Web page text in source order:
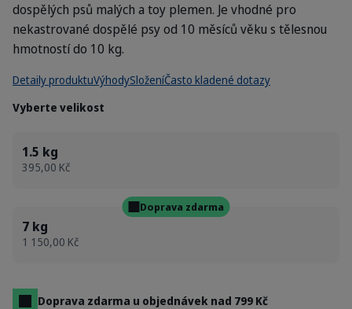
dospělých psů malých a toy plemen. Je vhodné pro
nekastrované dospělé psy od 10 měsíců věku s tělesnou
hmotností do 10 kg.
Detaily produktuVýhodySloženíČasto kladené dotazy
Vyberte velikost
1.5 kg
395,00 Kč
Doprava zdarma
7 kg
1 150,00 Kč
Doprava zdarma u objednávek nad 799 Kč